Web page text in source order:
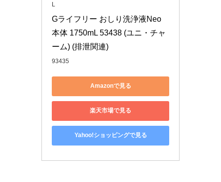
L
Gライフリー おしり洗浄液Neo
本体 1750mL 53438 (ユニ・チャ
ーム) (排泄関連)
93435
Amazonで見る
楽天市場で見る
Yahoo!ショッピングで見る